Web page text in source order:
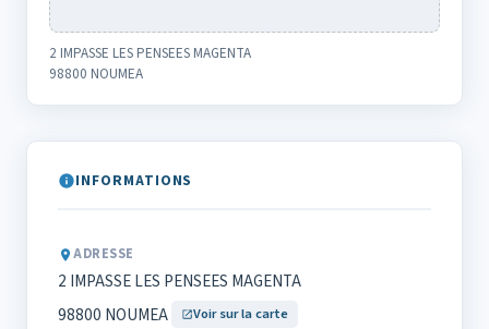
INFORMATIONS
ADRESSE
2 IMPASSE LES PENSEES MAGENTA
98800 NOUMEA
Voir sur la carte
2 IMPASSE LES PENSEES MAGENTA
98800 NOUMEA